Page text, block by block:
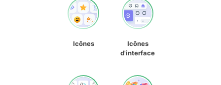
Icônes
Icônes
d'interface